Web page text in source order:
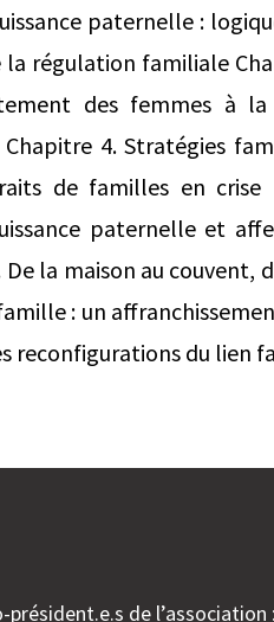
paternelle :
la régulation familiale
des femmes à la
4. Stratégies
de familles en crise
paternelle et
De la maison au couvent,
: un
reconfigurations du lien
de l’association :